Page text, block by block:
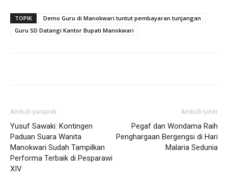
TOPIK
Demo Guru di Manokwari tuntut pembayaran tunjangan
Guru SD Datangi Kantor Bupati Manokwari
Artikulli paraprak
Yusuf Sawaki: Kontingen
Paduan Suara Wanita
Manokwari Sudah Tampilkan
Performa Terbaik di Pesparawi
XIV
Artikulli tjetër
Pegaf dan Wondama Raih
Penghargaan Bergengsi di Hari
Malaria Sedunia